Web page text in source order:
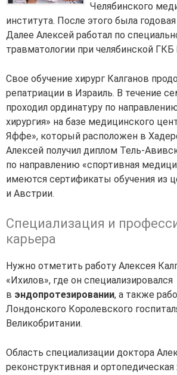
Челябинского
института. После этого была
Далее Алексей работал по
травматологии при челябинской
Свое обучение хирург Калганов
репатриации в Израиль. В течение
проходил ординатуру по
хирургия» на базе медицинского
Яффе», который расположен в
Алексей получил диплом Тель-
по направлению «спортивная
имеются сертификаты обучения из
и Австрии.
Специализация и
карьера
Нужно отметить работу Алексея
«Ихилов», где он специализировался
в эндопротезировании, а также
Лондонского Королевского
Великобритании.
Область специализации доктора
реконструктивная и ортопедическая